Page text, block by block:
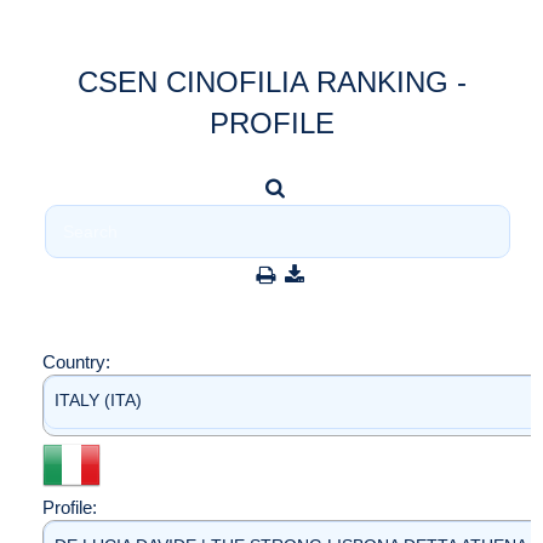
CSEN CINOFILIA RANKING -
PROFILE
Country:
ITALY (ITA)
Profile: